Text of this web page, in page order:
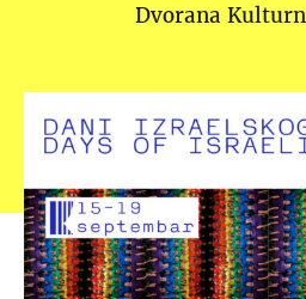
Dvorana